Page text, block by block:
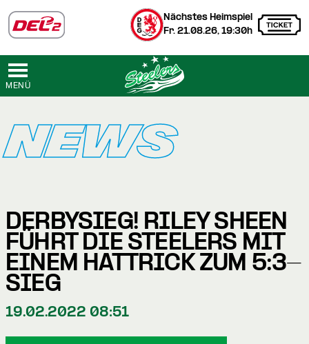
Nächstes Heimspiel
Fr. 21.08.26, 19:30h
MENÜ
NEWS
DERBYSIEG! RILEY SHEEN
FÜHRT DIE STEELERS MIT
EINEM HATTRICK ZUM 5:3-
SIEG
19.02.2022 08:51